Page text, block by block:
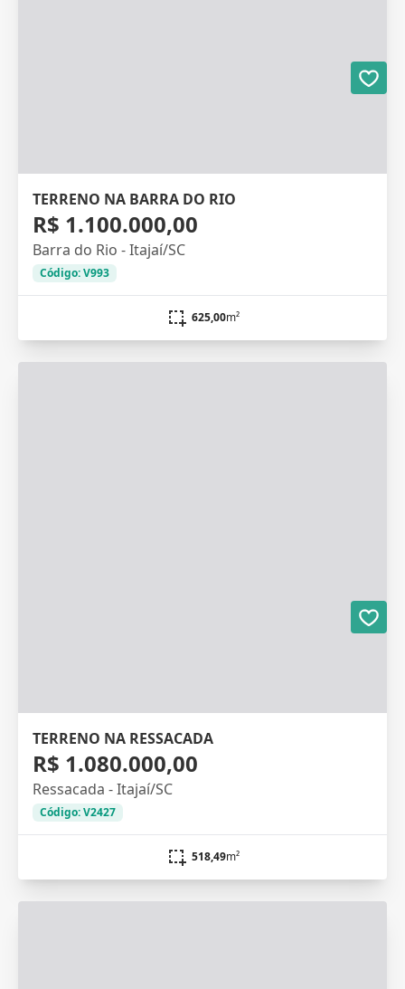
TERRENO NA BARRA DO RIO
R$ 1.100.000,00
Barra do Rio - Itajaí/SC
Código: V993
625,00m²
TERRENO NA RESSACADA
R$ 1.080.000,00
Ressacada - Itajaí/SC
Código: V2427
518,49m²